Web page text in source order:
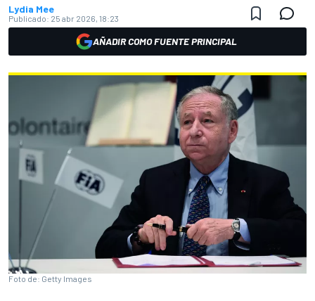
Lydia Mee
Publicado: 25 abr 2026, 18:23
AÑADIR COMO FUENTE PRINCIPAL
Foto de: Getty Images